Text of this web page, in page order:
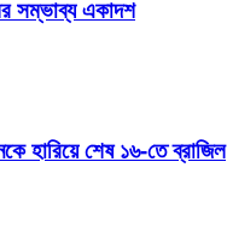
সম্ভাব্য একাদশ
হারিয়ে শেষ ১৬-তে ব্রাজিল